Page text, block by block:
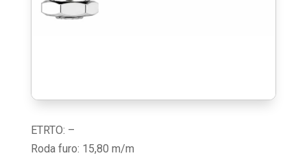
ETRTO: –
Roda furo: 15,80 m/m